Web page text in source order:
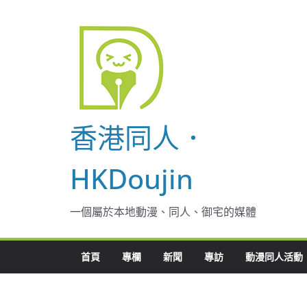
香港同人．
HKDoujin
一個屬於本地動漫、同人、御宅的媒體
首頁 專欄 新聞 專訪 動漫同人活動